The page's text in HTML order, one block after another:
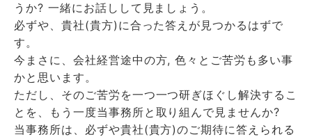
うか? 一緒にお話しして見ましょう。
必ずや、貴社(貴方)に合った答えが見つかるはずで
す。
今まさに、会社経営途中の方, 色々とご苦労も多い事
かと思います。
ただし、そのご苦労を一つ一つ研ぎほぐし解決するこ
とを、もう一度当事務所と取り組んで見ませんか?
当事務所は、必ずや貴社(貴方)のご期待に答えられる